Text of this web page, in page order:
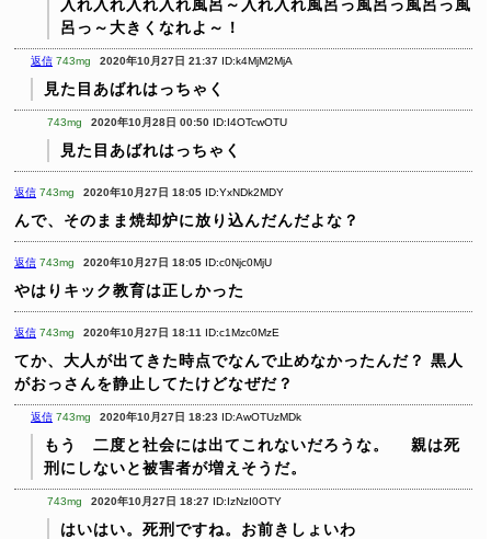
入れ入れ入れ入れ風呂～入れ入れ風呂っ風呂っ風呂っ風
呂っ～大きくなれよ～！
返信 743mg 2020年10月27日 21:37 ID:k4MjM2MjA
見た目あばれはっちゃく
743mg 2020年10月28日 00:50 ID:I4OTcwOTU
見た目あばれはっちゃく
返信 743mg 2020年10月27日 18:05 ID:YxNDk2MDY
んで、そのまま焼却炉に放り込んだんだよな？
返信 743mg 2020年10月27日 18:05 ID:c0Njc0MjU
やはりキック教育は正しかった
返信 743mg 2020年10月27日 18:11 ID:c1Mzc0MzE
てか、大人が出てきた時点でなんで止めなかったんだ？ 黒人
がおっさんを静止してたけどなぜだ？
返信 743mg 2020年10月27日 18:23 ID:AwOTUzMDk
もう 二度と社会には出てこれないだろうな。
親は死
刑にしないと被害者が増えそうだ。
743mg 2020年10月27日 18:27 ID:IzNzI0OTY
はいはい。死刑ですね。お前きしょいわ